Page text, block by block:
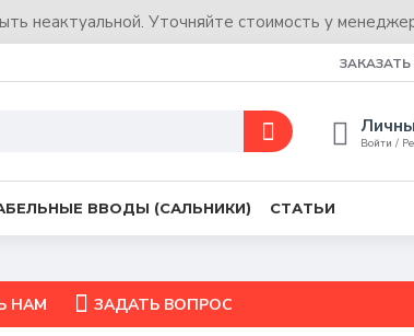
неактуальной. Уточняйте стоимость у
Войти /
ВВОДЫ (САЛЬНИКИ) СТАТЬИ
НАМ ЗАДАТЬ ВОПРОС